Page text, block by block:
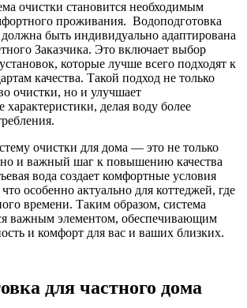
очистки становится необходимым
проживания. Водоподготовка
должна быть индивидуально адаптирована
Заказчика. Это включает выбор
которые лучше всего подходят к
качества. Такой подход не только
очистки, но и улучшает
характеристики, делая воду более
очистки для дома — это не только
но и важный шаг к повышению качества
вода создает комфортные условия
особенно актуально для коттеджей, где
времени. Таким образом, система
важным элементом, обеспечивающим
и комфорт для вас и ваших близких.
для частного дома